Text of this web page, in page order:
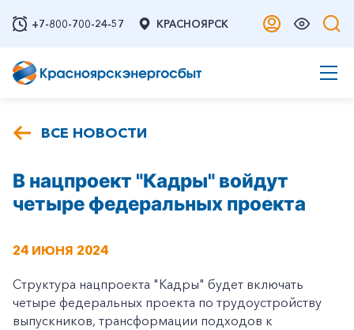
+7-800-700-24-57 КРАСНОЯРСК
ВСЕ НОВОСТИ
В нацпроект "Кадры" войдут
четыре федеральных проекта
24 ИЮНЯ 2024
Структура нацпроекта "Кадры" будет включать
четыре федеральных проекта по трудоустройству
выпускников, трансформации подходов к